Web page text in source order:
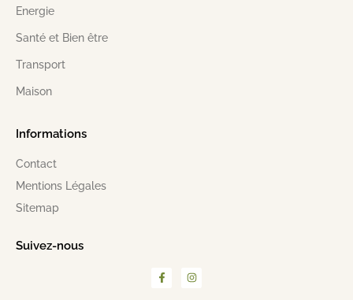
Energie
Santé et Bien être
Transport
Maison
Informations
Contact
Mentions Légales
Sitemap
Suivez-nous